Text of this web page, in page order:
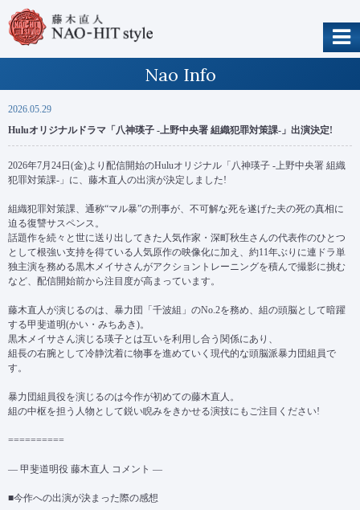
Nao Info
2026.05.29
Huluオリジナルドラマ「八神瑛子 -上野中央署 組織犯罪対策課-」出演決定!
2026年7月24日(金)より配信開始のHuluオリジナル「八神瑛子 -上野中央署 組織
犯罪対策課-」に、藤木直人の出演が決定しました!
組織犯罪対策課、通称“マル暴”の刑事が、不可解な死を遂げた夫の死の真相に
迫る復讐サスペンス。
話題作を続々と世に送り出してきた人気作家・深町秋生さんの代表作のひとつ
として根強い支持を得ている人気原作の映像化に加え、約11年ぶりに連ドラ単
独主演を務める黒木メイサさんがアクショントレーニングを積んで撮影に挑む
など、配信開始前から注目度が高まっています。
藤木直人が演じるのは、暴力団「千波組」のNo.2を務め、組の頭脳として暗躍
する甲斐道明(かい・みちあき)。
黒木メイサさん演じる瑛子とは互いを利用し合う関係にあり、
組長の右腕として冷静沈着に物事を進めていく現代的な頭脳派暴力団組員で
す。
暴力団組員役を演じるのは今作が初めての藤木直人。
組の中枢を担う人物として鋭い睨みをきかせる演技にもご注目ください!
==========
― 甲斐道明役 藤木直人 コメント ―
■今作への出演が決まった際の感想